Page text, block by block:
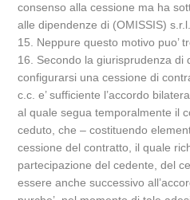
consenso alla cessione ma ha
alle dipendenze di (OMISSIS) s.r.l..
15. Neppure questo motivo puo’
16. Secondo la giurisprudenza di
configurarsi una cessione di
c.c. e’ sufficiente l’accordo
al quale segua temporalmente il
ceduto, che – costituendo
cessione del contratto, il quale
partecipazione del cedente, del
essere anche successivo